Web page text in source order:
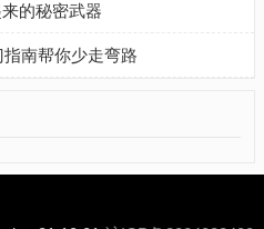
的秘密武器
南帮你少走弯路